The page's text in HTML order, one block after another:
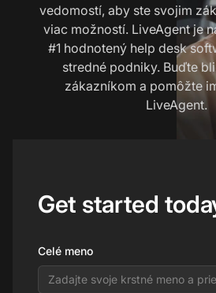
vedomostí, aby ste svojim
viac možností. LiveAgent je
#1 hodnotený help desk
stredné podniky. Buďte
zákazníkom a pomôžte
LiveAgent.
Get started
Celé meno